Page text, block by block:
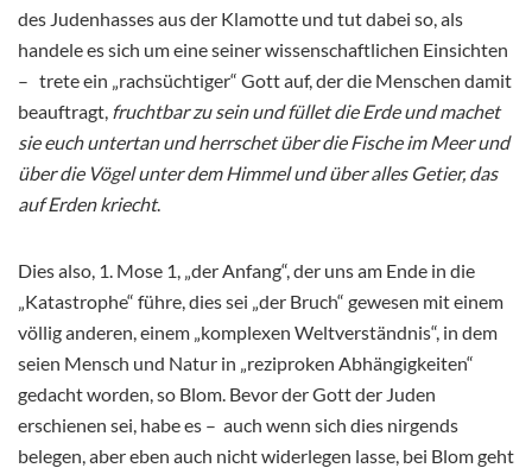
des Judenhasses aus der Klamotte und tut dabei so, als
handele es sich um eine seiner wissenschaftlichen Einsichten
– trete ein „rachsüchtiger“ Gott auf, der die Menschen damit
beauftragt, fruchtbar zu sein und füllet die Erde und machet
sie euch untertan und herrschet über die Fische im Meer und
über die Vögel unter dem Himmel und über alles Getier, das
auf Erden kriecht.
Dies also, 1. Mose 1, „der Anfang“, der uns am Ende in die
„Katastrophe“ führe, dies sei „der Bruch“ gewesen mit einem
völlig anderen, einem „komplexen Weltverständnis“, in dem
seien Mensch und Natur in „reziproken Abhängigkeiten“
gedacht worden, so Blom. Bevor der Gott der Juden
erschienen sei, habe es – auch wenn sich dies nirgends
belegen, aber eben auch nicht widerlegen lasse, bei Blom geht